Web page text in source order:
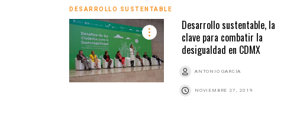
DESARROLLO SUSTENTABLE
Desarrollo sustentable, la
clave para combatir la
desigualdad en CDMX
ANTONIO GARCÍA
NOVIEMBRE 27, 2019